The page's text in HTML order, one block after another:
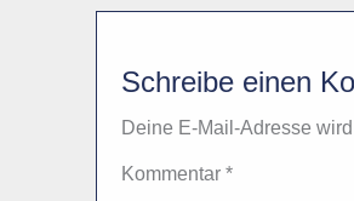
Schreibe einen
Deine E-Mail-Adresse
Kommentar *